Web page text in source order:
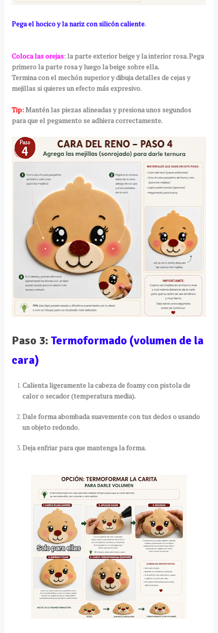
Pega el hocico y la nariz con silicón caliente.
Coloca las orejas: la parte exterior beige y la interior rosa. Pega
primero la parte rosa y luego la beige sobre ella.
Termina con el mechón superior y dibuja detalles de cejas y
mejillas si quieres un efecto más expresivo.
Tip:Mantén las piezas alineadas y presiona unos segundos
para que el pegamento se adhiera correctamente.
Paso 3: Termoformado (volumen de la
cara)
Calienta ligeramente la cabeza de foamy con pistola de
calor o secador (temperatura media).
Dale forma abombada suavemente con tus dedos o usando
un objeto redondo.
Deja enfriar para que mantenga la forma.